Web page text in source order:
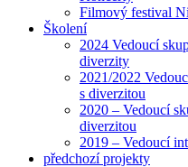
Filmový festival
Školení
2024 Vedoucí
diverzity
2021/2022
s diverzitou
2020 – Vedoucí
diverzitou
2019 – Vedoucí
předchozí projekty